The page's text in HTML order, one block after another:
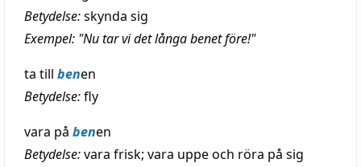
Betydelse:skynda sig
Exempel: "Nu tar vi det långa benet före!"
ta till benen
Betydelse:fly
vara på benen
Betydelse:vara frisk; vara uppe och röra på sig